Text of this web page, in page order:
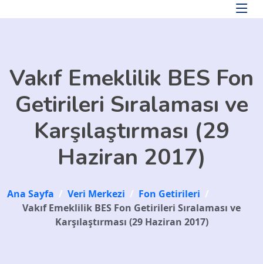
Vakıf Emeklilik BES Fon
Getirileri Sıralaması ve
Karşılaştırması (29
Haziran 2017)
Ana Sayfa / Veri Merkezi / Fon Getirileri /
Vakıf Emeklilik BES Fon Getirileri Sıralaması ve
Karşılaştırması (29 Haziran 2017)